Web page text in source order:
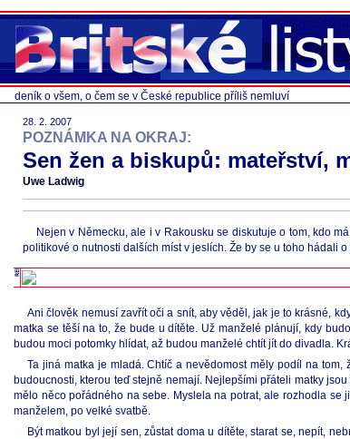
deník o všem, o čem se v České republice příliš nemluví
28. 2. 2007
POZNÁMKA NA OKRAJ:
Sen žen a biskupů: mateřství,
Uwe Ladwig
Nejen v Německu, ale i v Rakousku se diskutuje o tom, kdo
politikové o nutnosti dalších míst v jeslích. Že by se u toho hádali
Ani člověk nemusí zavřít oči a snít, aby věděl, jak je to krásné,
matka se těší na to, že bude u dítěte. Už manželé plánují, kdy
budou moci potomky hlídat, až budou manželé chtít jít do divadla.
Ta jiná matka je mladá. Chtíč a nevědomost měly podíl na
budoucnosti, kterou teď stejně nemají. Nejlepšími přáteli matky
mělo něco pořádného na sebe. Myslela na potrat, ale rozhodla se
manželem, po velké svatbě.
Být matkou byl její sen, zůstat doma u dítěte, starat se, nepít,